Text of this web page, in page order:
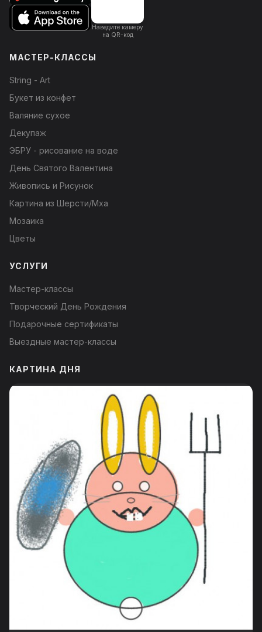
Наведите камеру
на QR-код
МАСТЕР-КЛАССЫ
String - Art
Букет из конфет
Валяние сухое
Декупаж
ЭБРУ - рисование на воде
День Святого Валентина
Живопись и Рисунок
Картина из Шерсти/Мха
Мозаика
Цветы
УСЛУГИ
Мастер-классы
Творческий День Рождения
Подарочные сертификаты
Выездные мастер-классы
КАРТИНА ДНЯ